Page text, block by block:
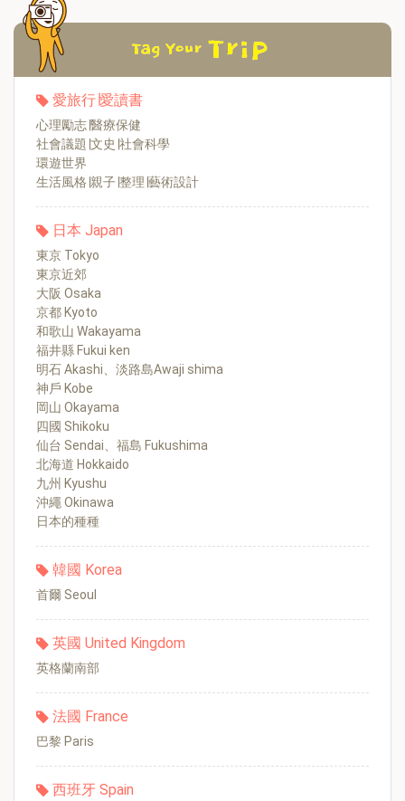
愛旅行∣愛讀書
心理勵志∣醫療保健
社會議題∣文史∣社會科學
環遊世界
生活風格∣親子∣整理∣藝術設計
日本 Japan
東京 Tokyo
東京近郊
大阪 Osaka
京都 Kyoto
和歌山 Wakayama
福井縣 Fukui ken
明石 Akashi、淡路島Awaji shima
神戶 Kobe
岡山 Okayama
四國 Shikoku
仙台 Sendai、福島 Fukushima
北海道 Hokkaido
九州 Kyushu
沖繩 Okinawa
日本的種種
韓國 Korea
首爾 Seoul
英國 United Kingdom
英格蘭南部
法國 France
巴黎 Paris
西班牙 Spain